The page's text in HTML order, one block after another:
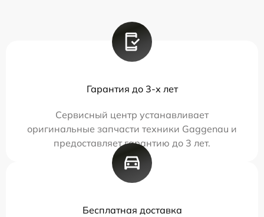
Гарантия до 3-х лет
Сервисный центр устанавливает
оригинальные запчасти техники Gaggenau и
предоставляет гарантию до 3 лет.
Бесплатная доставка